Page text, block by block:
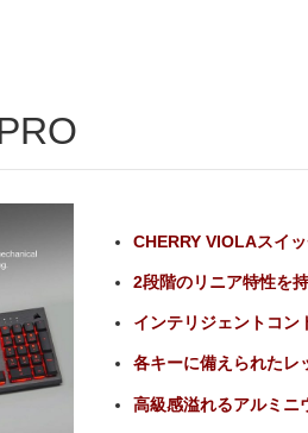
PRO
CHERRY VIOLAスイ
2段階のリニア特性を
インテリジェントコン
各キーに備えられたレ
高級感溢れるアルミニ